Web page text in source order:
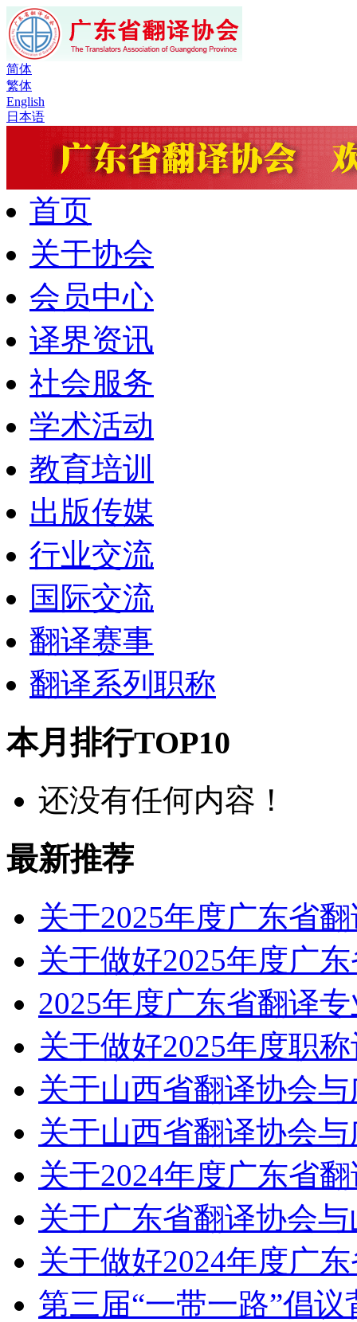
简体
繁体
English
日本语
首页
关于协会
会员中心
译界资讯
社会服务
学术活动
教育培训
出版传媒
行业交流
国际交流
翻译赛事
翻译系列职称
本月排行TOP10
还没有任何内容！
最新推荐
关于2025年度广东省
关于做好2025年度广
2025年度广东省翻译
关于做好2025年度职
关于山西省翻译协会
关于山西省翻译协会
关于2024年度广东省
关于广东省翻译协会
关于做好2024年度广
第三届“一带一路”倡